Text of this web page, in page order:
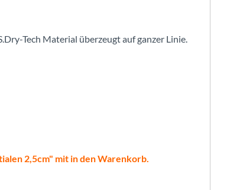
Tech Material überzeugt auf ganzer Linie.
2,5cm" mit in den Warenkorb.